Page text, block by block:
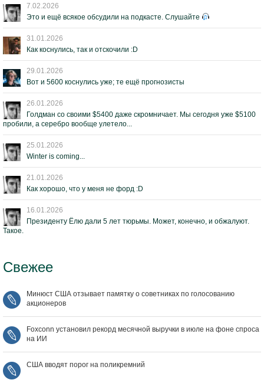
7.02.2026
Это и ещё всякое обсудили на подкасте. Слушайте
31.01.2026
Как коснулись, так и отскочили :D
29.01.2026
Вот и 5600 коснулись уже; те ещё прогнозисты
26.01.2026
Голдман со своими $5400 даже скромничает. Мы сегодня уже $5100
пробили, а серебро вообще улетело...
25.01.2026
Winter is coming...
21.01.2026
Как хорошо, что у меня не форд :D
16.01.2026
Президенту Ёлю дали 5 лет тюрьмы. Может, конечно, и обжалуют.
Такое.
Свежее
Минюст США отзывает памятку о советниках по голосованию
акционеров
Foxconn установил рекорд месячной выручки в июле на фоне спроса
на ИИ
США вводят порог на поликремний